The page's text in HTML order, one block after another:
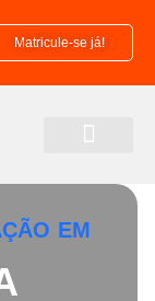
Matricule-se já!
EM